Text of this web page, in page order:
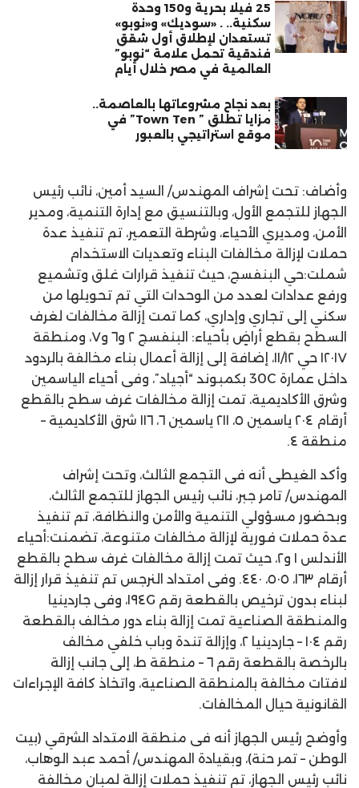
25 فيلا بحرية و150 وحدة
سكنية.. . «سوديك» و«نوبو»
تستعدان لإطلاق أول شقق
فندقية تحمل علامة “نوبو”
العالمية في مصر خلال أيام
بعد نجاح مشروعاتها بالعاصمة..
مزايا تطلق ” Town Ten” في
موقع استراتيجي بالعبور
وأضاف: تحت إشراف المهندس/ السيد أمين، نائب رئيس
الجهاز للتجمع الأول، وبالتنسيق مع إدارة التنمية، ومدير
الأمن، ومديري الأحياء، وشرطة التعمير، تم تنفيذ عدة
حملات لإزالة مخالفات البناء وتعديات الاستخدام
شملت:حي البنفسج، حيث تنفيذ قرارات غلق وتشميع
ورفع عدادات لعدد من الوحدات التي تم تحويلها من
سكني إلى تجاري وإداري، كما تمت إزالة مخالفات لغرف
السطح بقطع أراضٍ بأحياء: البنفسج ٢ و٦ و٧، ومنطقة
١٢٠١٧ حي ١١/١٢، إضافة إلى إزالة أعمال بناء مخالفة بالردود
داخل عمارة 30C بكمبوند “أجياد”، وفى أحياء الياسمين
وشرق الأكاديمية، تمت إزالة مخالفات غرف سطح بالقطع
أرقام ٢٠٤ ياسمين ٥، ٢١١ ياسمين ٦، ١١٦ شرق الأكاديمية –
منطقة ٤.
وأكد الغيطى أنه فى التجمع الثالث، وتحت إشراف
المهندس/ تامر جبر، نائب رئيس الجهاز للتجمع الثالث،
وبحضور مسؤولي التنمية والأمن والنظافة، تم تنفيذ
عدة حملات فورية لإزالة مخالفات متنوعة، تضمنت:أحياء
الأندلس ١ و٢، حيث تمت إزالة مخالفات غرف سطح بالقطع
أرقام ١٦٣، ٥٠٥، ٤٤٠. وفى امتداد النرجس تم تنفيذ قرار إزالة
لبناء بدون ترخيص بالقطعة رقم ١٩٤G، وفى جاردينيا
والمنطقة الصناعية تمت إزالة بناء دور مخالف بالقطعة
رقم ١٠٤ – جاردينيا ٢، وإزالة تندة وباب خلفي مخالف
بالرخصة بالقطعة رقم ٦ – منطقة ط، إلى جانب إزالة
لافتات مخالفة بالمنطقة الصناعية، واتخاذ كافة الإجراءات
القانونية حيال المخالفات.
وأوضح رئيس الجهاز أنه فى منطقة الامتداد الشرقي (بيت
الوطن – تمر حنة)، وبقيادة المهندس/ أحمد عبد الوهاب،
نائب رئيس الجهاز، تم تنفيذ حملات إزالة لمبانٍ مخالفة